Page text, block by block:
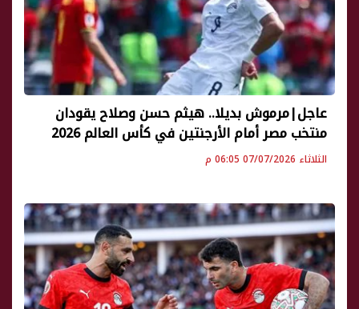
عاجل|مرموش بديلا.. هيثم حسن وصلاح يقودان
منتخب مصر أمام الأرجنتين في كأس العالم 2026
الثلاثاء 07/07/2026 06:05 م